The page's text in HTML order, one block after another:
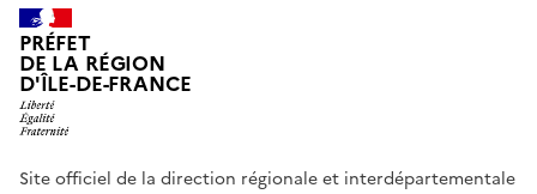
PRÉFET
DE LA RÉGION
D'ÎLE-DE-FRANCE
Site officiel de la direction régionale et interdépartementale